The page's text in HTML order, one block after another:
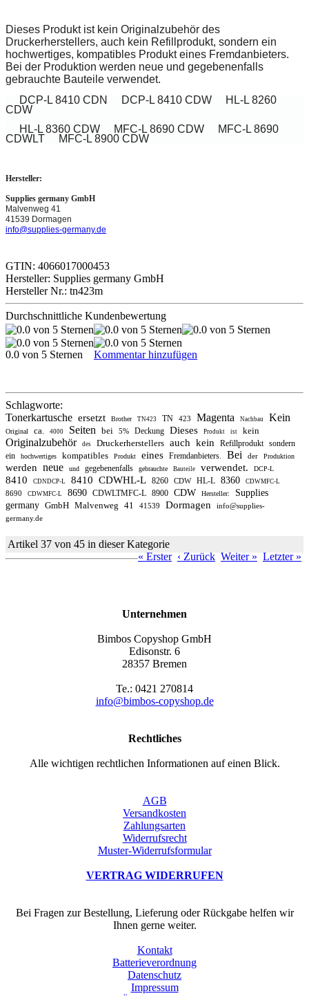
Dieses Produkt ist kein Originalzubehör des
Druckerherstellers, auch kein Refillprodukt, sondern ein
hochwertiges, kompatibles Produkt eines Fremdanbieters.
Bei der Produktion werden neue und gegebenenfalls
gebrauchte Bauteile verwendet.
DCP-L 8410 CDN
DCP-L 8410 CDW
HL-L 8260
CDW
HL-L 8360 CDW
MFC-L 8690 CDW
MFC-L 8690
CDWLT
MFC-L 8900 CDW
Hersteller:
Supplies germany GmbH
Malvenweg 41
41539 Dormagen
info@supplies-germany.de
GTIN: 4066017000453
Hersteller: Supplies germany GmbH
Hersteller Nr.: tn423m
Durchschnittliche Kundenbewertung
0.0 von 5 Sternen Kommentar hinzufügen
Schlagworte:
Tonerkartusche ersetzt Brother TN423 TN 423 Magenta Nachbau Kein
Original ca. 4000 Seiten bei 5% Deckung Dieses Produkt ist kein
Originalzubehör des Druckerherstellers auch kein Refillprodukt sondern
ein
hochwertiges kompatibles Produkt eines Fremdanbieters. Bei der Produktion
werden neue und gegebenenfalls gebrauchte Bauteile verwendet. DCP-L
8410 CDNDCP-L 8410 CDWHL-L 8260 CDW HL-L 8360 CDWMFC-L
8690 CDWMFC-L 8690 CDWLTMFC-L 8900 CDW Hersteller:
Supplies
germany GmbH Malvenweg 41 41539 Dormagen
info@supplies-
germany.de
Artikel 37 von 45 in dieser Kategorie
« Erster ‹ Zurück Weiter » Letzter »
Unternehmen
Bimbos Copyshop GmbH
Edisonstr. 6
28357 Bremen
Te.: 0421 270814
info@bimbos-copyshop.de
Rechtliches
Alle wichtigen rechtlichen Informationen auf einen Blick.
AGB
Versandkosten
Zahlungsarten
Widerrufsrecht
Muster-Widerrufsformular
VERTRAG WIDERRUFEN
Bei Fragen zur Bestellung, Lieferung oder Rückgabe helfen wir
Ihnen gerne weiter.
Kontakt
Batterieverordnung
Datenschutz
Impressum